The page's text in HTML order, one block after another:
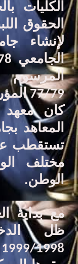
الكليات
الحقوق
لإنشاء
77/79 المؤرخ
كان معهد
المعاهد
تستقطب
مختلف
الوطن.
مع بداية
ظل
1998
/